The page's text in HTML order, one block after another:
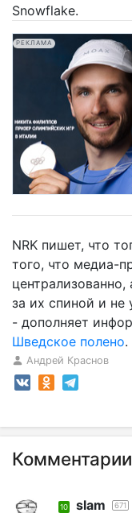
Snowflake.
РЕКЛАМА
NRK пишет, что
того, что медиа-
за их спиной и не
- дополняет
Шведское полено.
Андрей Краснов
Комментарии
10 slam 671